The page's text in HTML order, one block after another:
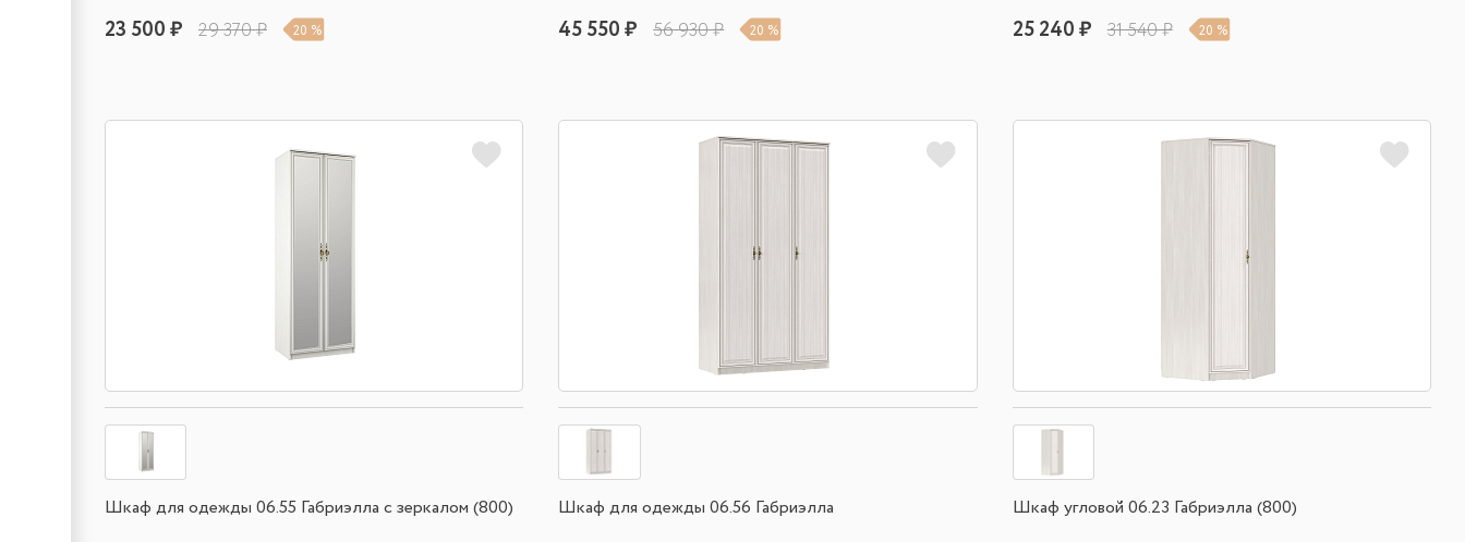
23 500 ₽ 29 370 ₽ 20 % 45 550 ₽ 56 930 ₽ 20 % 25 240 ₽ 31 540 ₽ 20 %
Шкаф для одежды 06.55 Габриэлла с зеркалом (800) Шкаф для одежды 06.56 Габриэлла Шкаф угловой 06.23 Габриэлла (800)